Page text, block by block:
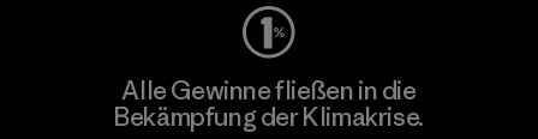
Alle Gewinne fließen in die
Bekämpfung der Klimakrise.